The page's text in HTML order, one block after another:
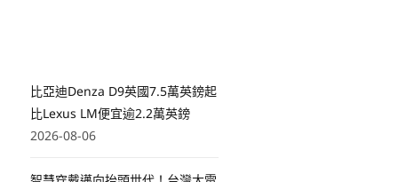
比亞迪Denza D9英國7.5萬英鎊起
比Lexus LM便宜逾2.2萬英鎊
2026-08-06